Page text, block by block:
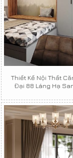
Thiết Kế Nội Thất
Đại 88 Láng Hạ